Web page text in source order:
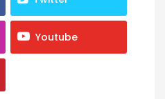
Youtube